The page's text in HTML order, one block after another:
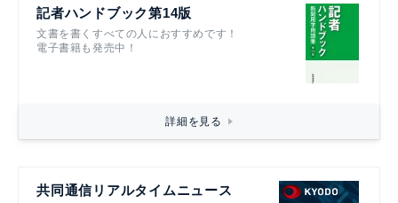
記者ハンドブック第14版
文書を書くすべての人におすすめです！
電子書籍も発売中！
詳細を見る
共同通信リアルタイムニュース